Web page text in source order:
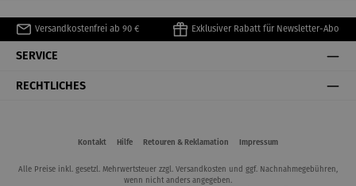
Versandkostenfrei ab 90 € Exklusiver Rabatt für Newsletter-Abo
SERVICE
RECHTLICHES
Kontakt Hilfe Retouren & Reklamation Impressum
Alle Preise inkl. gesetzl. Mehrwertsteuer zzgl. Versandkosten und ggf. Nachnahmegebühren,
wenn nicht anders angegeben.